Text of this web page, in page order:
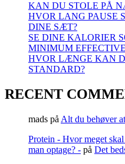
KAN DU STOLE PÅ
HVOR LANG PAUSE
DINE SÆT?
SE DINE KALORIER
MINIMUM
HVOR LÆNGE KAN
STANDARD?
RECENT
mads på Alt du behøver
Protein - Hvor meget
man optage? - på Det